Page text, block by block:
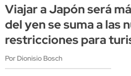
Viajar a Japón será
del yen se suma a las
restricciones para
Por Dionisio Bosch